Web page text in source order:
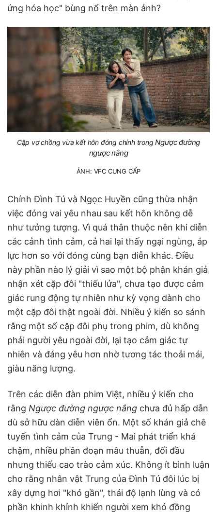
ứng hóa học" bùng nổ trên màn ảnh?
Cặp vợ chồng vừa kết hôn đóng chính trong Ngược đường
ngược nắng
ẢNH: VFC CUNG CẤP
Chính Đình Tú và Ngọc Huyền cũng thừa nhận
việc đóng vai yêu nhau sau kết hôn không dễ
như tưởng tượng. Vì quá thân thuộc nên khi diễn
các cảnh tình cảm, cả hai lại thấy ngại ngùng, áp
lực hơn so với đóng cùng bạn diễn khác. Điều
này phần nào lý giải vì sao một bộ phận khán giả
nhận xét cặp đôi "thiếu lửa", chưa tạo được cảm
giác rung động tự nhiên như kỳ vọng dành cho
một cặp đôi thật ngoài đời. Nhiều ý kiến so sánh
rằng một số cặp đôi phụ trong phim, dù không
phải người yêu ngoài đời, lại tạo cảm giác tự
nhiên và đáng yêu hơn nhờ tương tác thoải mái,
giàu năng lượng.
Trên các diễn đàn phim Việt, nhiều ý kiến cho
rằng Ngược đường ngược nắng chưa đủ hấp dẫn
dù sở hữu dàn diễn viên ổn. Một số khán giả chê
tuyến tình cảm của Trung - Mai phát triển khá
chậm, nhiều phân đoạn mâu thuẫn, đối đầu
nhưng thiếu cao trào cảm xúc. Không ít bình luận
cho rằng nhân vật Trung của Đình Tú đôi lúc bị
xây dựng hơi "khó gần", thái độ lạnh lùng và có
phần khinh khỉnh khiến người xem khó đồng